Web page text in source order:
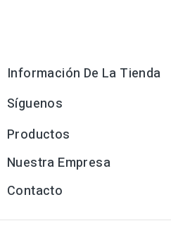
Información De La Tienda
Síguenos
Productos
Nuestra Empresa
Contacto